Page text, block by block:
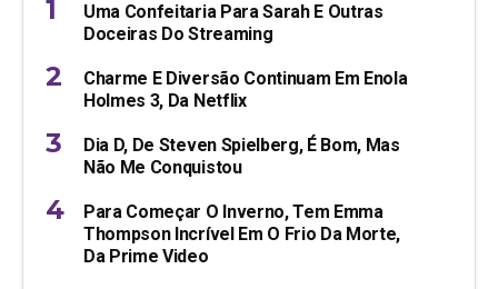
Uma Confeitaria Para Sarah E Outras
Doceiras Do Streaming
Charme E Diversão Continuam Em Enola
Holmes 3, Da Netflix
Dia D, De Steven Spielberg, É Bom, Mas
Não Me Conquistou
Para Começar O Inverno, Tem Emma
Thompson Incrível Em O Frio Da Morte,
Da Prime Video